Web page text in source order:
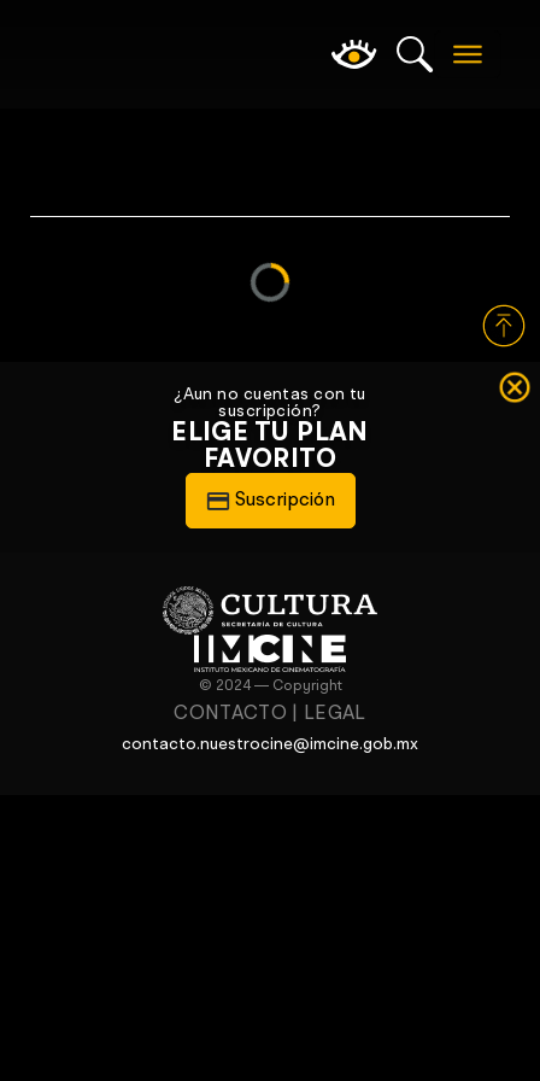
¿Aun no cuentas con tu
suscripción?
ELIGE TU PLAN
FAVORITO
Suscripción
© 2024 — Copyright
CONTACTO LEGAL
contacto.nuestrocine@imcine.gob.mx